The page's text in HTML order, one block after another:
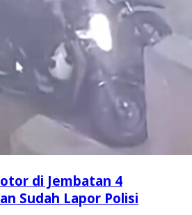
di Jembatan 4
Sudah Lapor Polisi